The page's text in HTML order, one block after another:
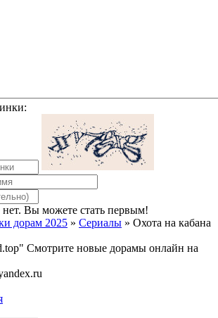
Вы можете стать первым!
дорам 2025 » Сериалы » Охота на кабана
Смотрите новые дорамы онлайн на